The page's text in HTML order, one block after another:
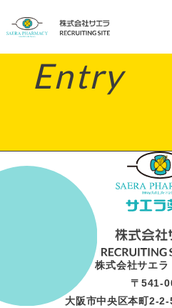
Entry
株式会社サエラ
〒541-
大阪市中央区本町2-